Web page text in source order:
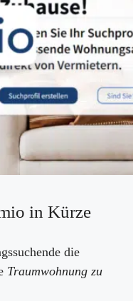
in Kürze
die
Traumwohnung zu